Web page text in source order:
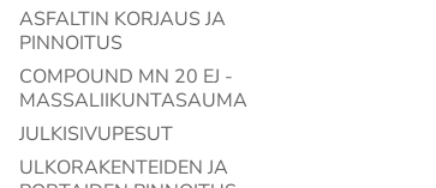
ASFALTIN KORJAUS JA
PINNOITUS
COMPOUND MN 20 EJ -
MASSALIIKUNTASAUMA
JULKISIVUPESUT
ULKORAKENTEIDEN JA